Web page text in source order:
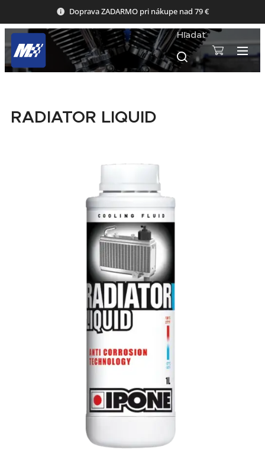
Doprava ZADARMO pri nákupe nad 79 €
Hľadať
RADIATOR LIQUID